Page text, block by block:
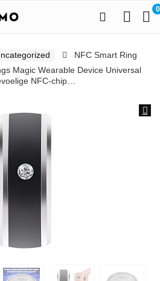
0
NFC Smart Ring
Magic Wearable Device Universal
NFC-chip…